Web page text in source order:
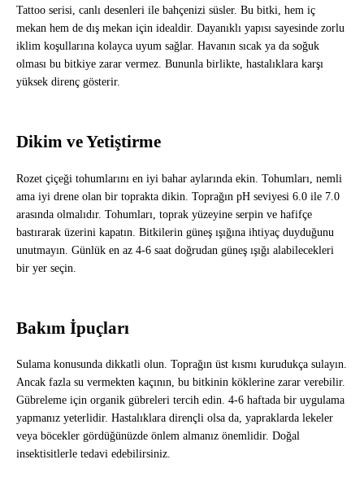
Tattoo serisi, canlı desenleri ile bahçenizi süsler. Bu bitki, hem iç
mekan hem de dış mekan için idealdir. Dayanıklı yapısı sayesinde zorlu
iklim koşullarına kolayca uyum sağlar. Havanın sıcak ya da soğuk
olması bu bitkiye zarar vermez. Bununla birlikte, hastalıklara karşı
yüksek direnç gösterir.
Dikim ve Yetiştirme
Rozet çiçeği tohumlarını en iyi bahar aylarında ekin. Tohumları, nemli
ama iyi drene olan bir toprakta dikin. Toprağın pH seviyesi 6.0 ile 7.0
arasında olmalıdır. Tohumları, toprak yüzeyine serpin ve hafifçe
bastırarak üzerini kapatın. Bitkilerin güneş ışığına ihtiyaç duyduğunu
unutmayın. Günlük en az 4-6 saat doğrudan güneş ışığı alabilecekleri
bir yer seçin.
Bakım İpuçları
Sulama konusunda dikkatli olun. Toprağın üst kısmı kurudukça sulayın.
Ancak fazla su vermekten kaçının, bu bitkinin köklerine zarar verebilir.
Gübreleme için organik gübreleri tercih edin. 4-6 haftada bir uygulama
yapmanız yeterlidir. Hastalıklara dirençli olsa da, yapraklarda lekeler
veya böcekler gördüğünüzde önlem almanız önemlidir. Doğal
insektisitlerle tedavi edebilirsiniz.